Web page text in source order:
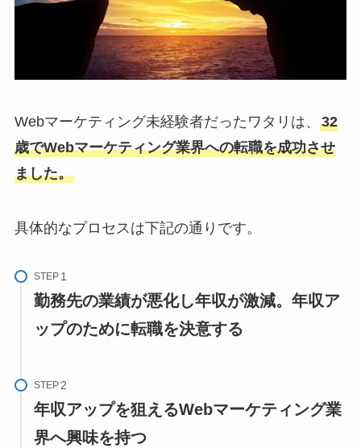
Webマーケティング未経験者だったワタリは、 32
歳でWebマーケティング業界への転職を成功させ
ました。
具体的なプロセスは下記の通りです。
STEP
勤務先の業績が悪化し年収が激減。年収ア
ップのために転職を決意する
STEP
年収アップを狙えるWebマーケティング業
界へ興味を持つ